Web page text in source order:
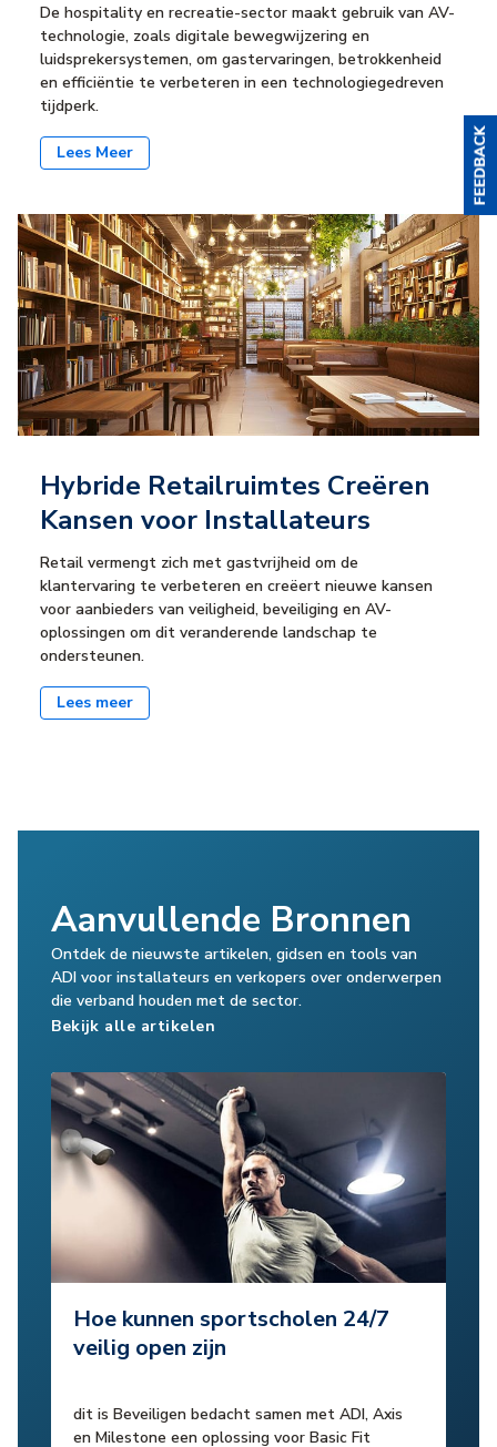
De hospitality en recreatie-sector maakt gebruik van AV-
technologie, zoals digitale bewegwijzering en
luidsprekersystemen, om gastervaringen, betrokkenheid
en efficiëntie te verbeteren in een technologiegedreven
tijdperk.
Lees Meer
Hybride Retailruimtes Creëren
Kansen voor Installateurs
Retail vermengt zich met gastvrijheid om de
klantervaring te verbeteren en creëert nieuwe kansen
voor aanbieders van veiligheid, beveiliging en AV-
oplossingen om dit veranderende landschap te
ondersteunen.
Lees meer
Aanvullende Bronnen
Ontdek de nieuwste artikelen, gidsen en tools van
ADI voor installateurs en verkopers over onderwerpen
die verband houden met de sector.
Bekijk alle artikelen
Hoe kunnen sportscholen 24/7
veilig open zijn
dit is Beveiligen bedacht samen met ADI, Axis
en Milestone een oplossing voor Basic Fit